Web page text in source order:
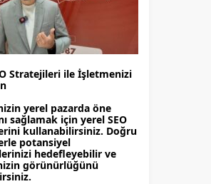
Stratejileri ile İşletmenizi
yerel pazarda öne
sağlamak için yerel SEO
kullanabilirsiniz. Doğru
potansiyel
hedefleyebilir ve
görünürlüğünü